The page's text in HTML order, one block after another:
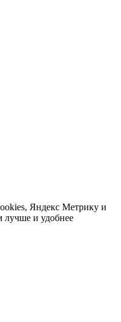
Яндекс Метрику и
лучше и удобнее